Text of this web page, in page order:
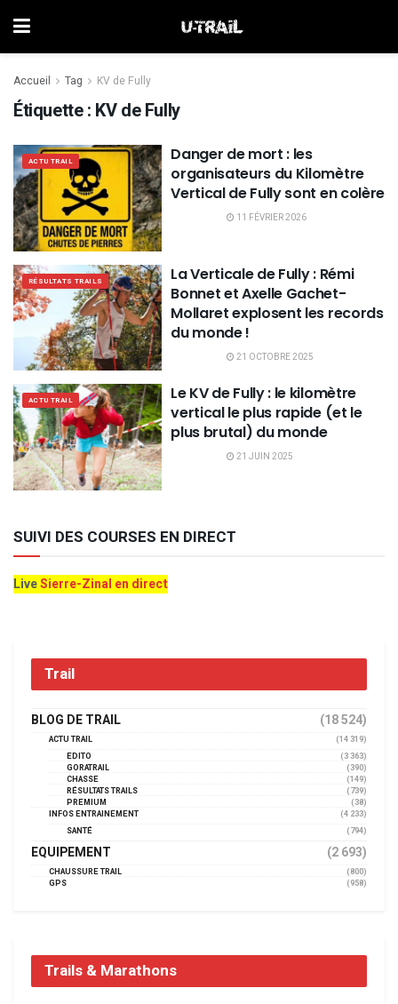
Accueil Tag KV de Fully
Étiquette : KV de Fully
ACTU TRAIL
Danger de mort : les
organisateurs du Kilomètre
Vertical de Fully sont en colère
11 FÉVRIER 2026
RÉSULTATS TRAILS
La Verticale de Fully : Rémi
Bonnet et Axelle Gachet-
Mollaret explosent les records
du monde !
21 OCTOBRE 2025
ACTU TRAIL
Le KV de Fully : le kilomètre
vertical le plus rapide (et le
plus brutal) du monde
21 JUIN 2025
SUIVI DES COURSES EN DIRECT
LiveSierre-Zinal en direct
Trail
BLOG DE TRAIL (18 524)
ACTU TRAIL
(14 319)
EDITO
(3 363)
GORATRAIL
(390)
CHASSE
(149)
RÉSULTATS TRAILS
(739)
PREMIUM
(38)
INFOS ENTRAINEMENT
(4 233)
SANTÉ
(794)
EQUIPEMENT (2 693)
CHAUSSURE TRAIL
(800)
GPS
(958)
Trails & Marathons